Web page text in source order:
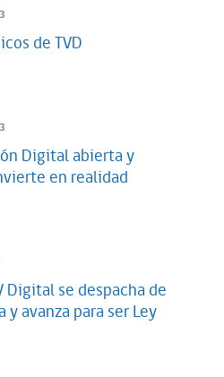
de TVD
Digital abierta y
en realidad
Digital se despacha de
y avanza para ser Ley